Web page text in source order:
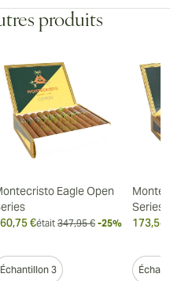
produits
Eagle Open
€était 347,95 € -25%
Échantillon 3
Series
173,54